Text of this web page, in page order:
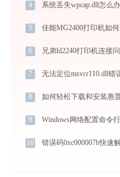
4 系统丢失wpcap.dll怎么
5 佳能MG2400打印机如
6 兄弟hl2240打印机连接
7 无法定位msvcr110.dll错
8
9
10 错误码0xc000007b快速